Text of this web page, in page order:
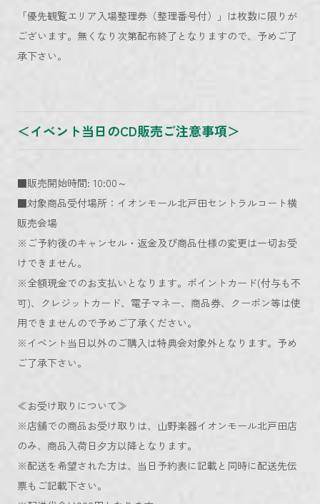
「優先観覧エリア入場整理券（整理番号付）」は枚数に限りが
ございます。無くなり次第配布終了となりますので、予めご了
承下さい。
＜イベント当日のCD販売ご注意事項＞
■販売開始時間: 10:00～
■対象商品受付場所：イオンモール北戸田セントラルコート横
販売会場
※ご予約後のキャンセル・返金及び商品仕様の変更は一切お受
けできません。
※全額現金でのお支払いとなります。ポイントカード(付与も不
可)、クレジットカード、電子マネー、商品券、クーポン等は使
用できませんので予めご了承ください。
※イベント当日以外のご購入は特典会対象外となります。予め
ご了承下さい。
≪お受け取りについて≫
※店舗での商品お受け取りは、山野楽器イオンモール北戸田店
のみ、商品入荷日夕方以降となります。
※配送を希望された方は、当日予約表に記載と同時に配送先伝
票もご記載下さい。